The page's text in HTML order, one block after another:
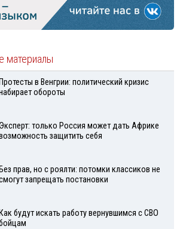
материалы
Протесты в Венгрии: политический кризис
обороты
Эксперт: только Россия может дать Африке
защитить себя
Без прав, но с роялти: потомки классиков не
запрещать постановки
Как будут искать работу вернувшимся с СВО